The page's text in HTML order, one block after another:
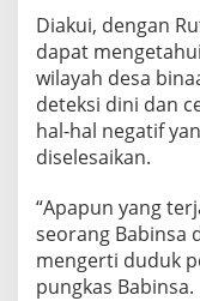
Diakui, dengan
dapat
wilayah desa
deteksi dini dan
hal-hal negatif
diselesaikan.
“Apapun yang
seorang Babinsa
mengerti duduk
pungkas Babinsa.